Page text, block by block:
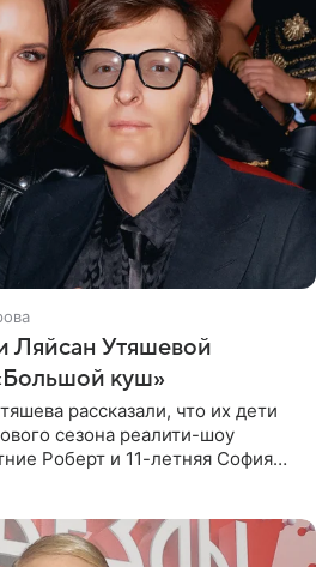
Ляйсан Утяшевой
куш»
рассказали, что их дети
сезона реалити-шоу
Роберт и 11-летняя София